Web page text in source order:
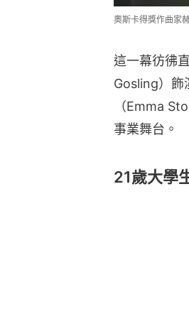
奧斯卡得獎作曲家
這一幕彷彿
Gosling）飾
（Emma
事業舞台。
21歲大